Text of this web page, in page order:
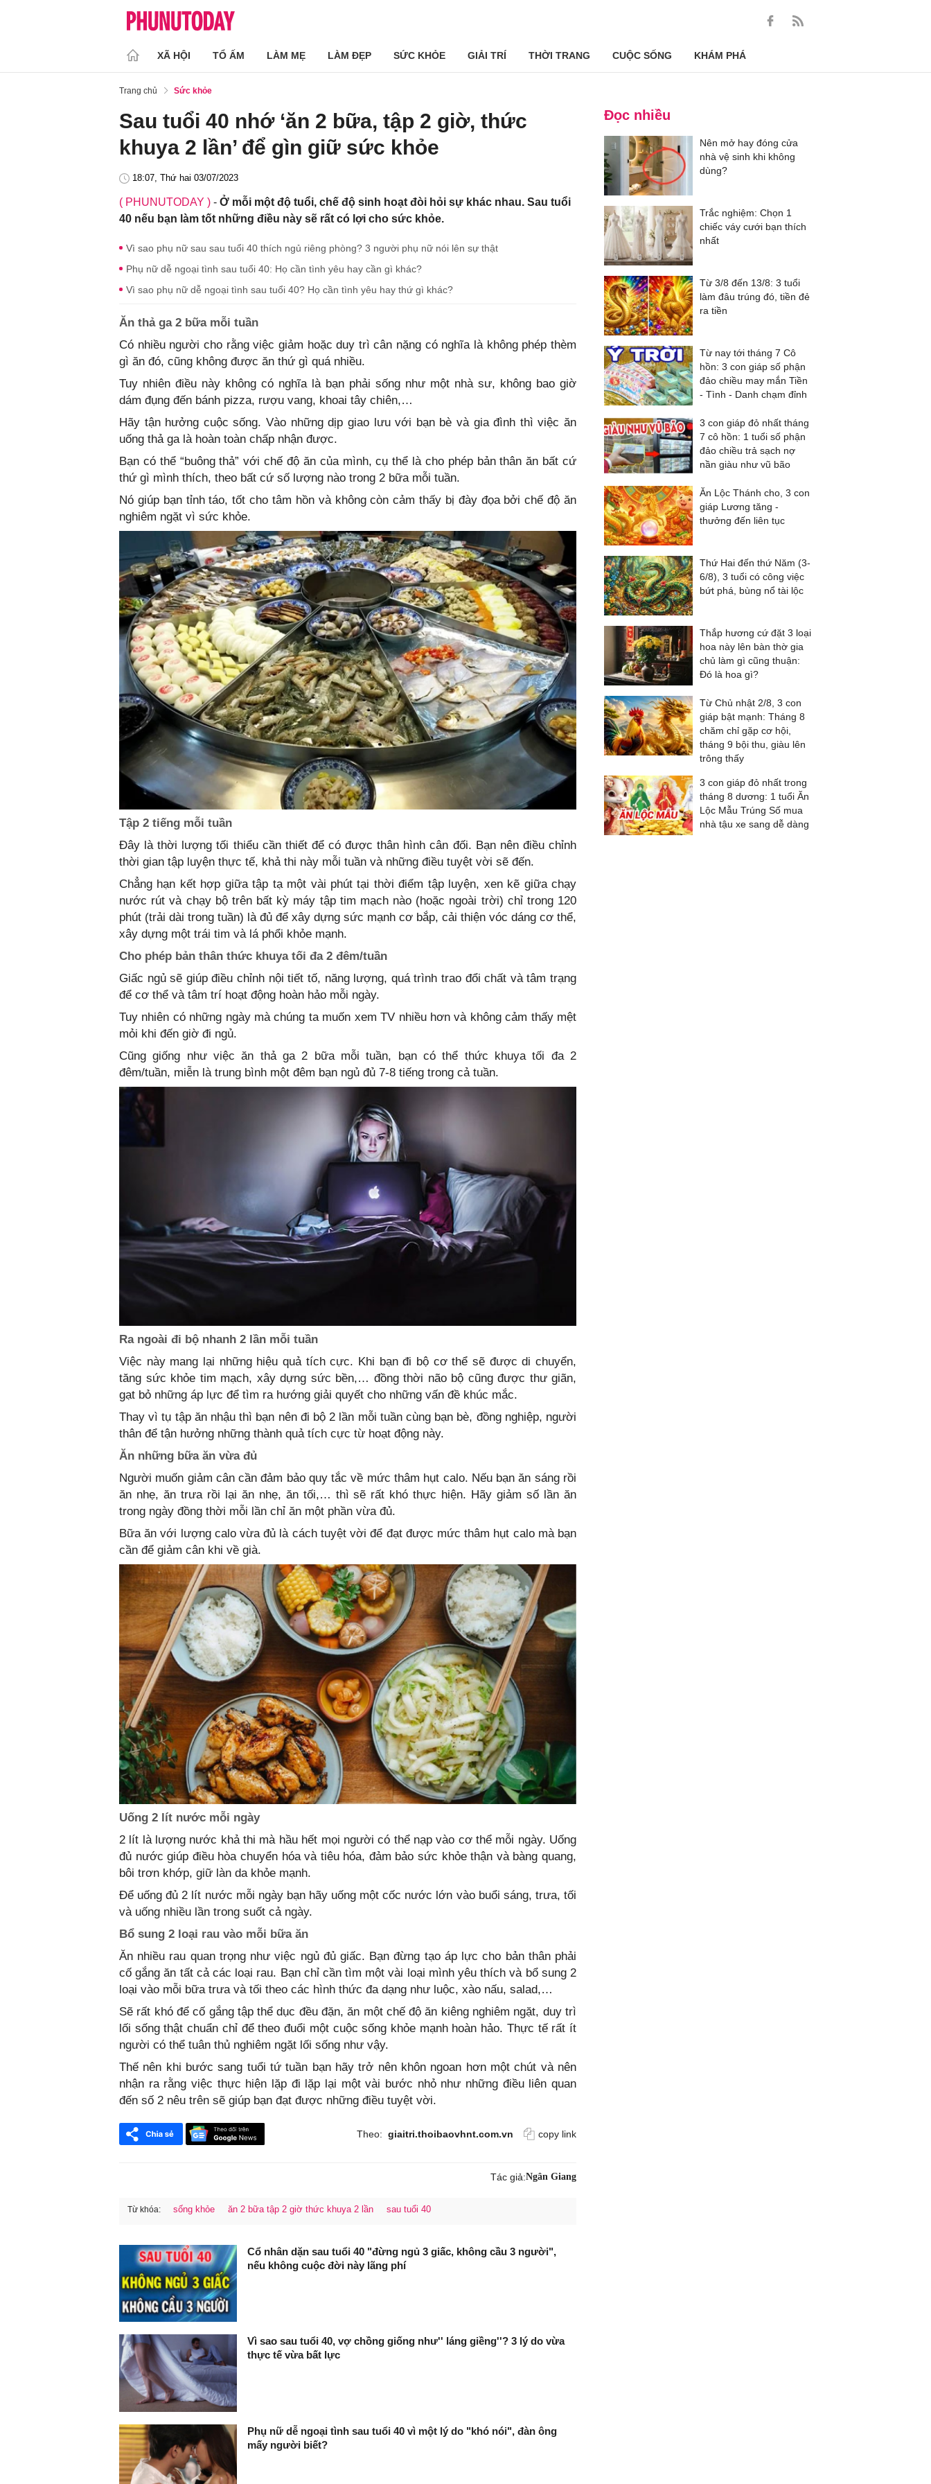
XÃ HỘI TỔ ẤM LÀM MẸ LÀM ĐẸP SỨC KHỎE GIẢI TRÍ THỜI TRANG CUỘC SỐNG KHÁM PHÁ
Trang chủ Sức khỏe
Sau tuổi 40 nhớ ‘ăn 2 bữa, tập 2 giờ, thức
khuya 2 lần’ để gìn giữ sức khỏe
18:07, Thứ hai 03/07/2023
( PHUNUTODAY ) - Ở mỗi một độ tuổi, chế độ sinh hoạt đòi hỏi sự khác nhau. Sau tuổi
40 nếu bạn làm tốt những điều này sẽ rất có lợi cho sức khỏe.
Vì sao phụ nữ sau sau tuổi 40 thích ngủ riêng phòng? 3 người phụ nữ nói lên sự thật
Phụ nữ dễ ngoại tình sau tuổi 40: Họ cần tình yêu hay cần gì khác?
Vì sao phụ nữ dễ ngoại tình sau tuổi 40? Họ cần tình yêu hay thứ gì khác?
Ăn thả ga 2 bữa mỗi tuần
Có nhiều người cho rằng việc giảm hoặc duy trì cân nặng có nghĩa là không phép thèm
gì ăn đó, cũng không được ăn thứ gì quá nhiều.
Tuy nhiên điều này không có nghĩa là bạn phải sống như một nhà sư, không bao giờ
dám đụng đến bánh pizza, rượu vang, khoai tây chiên,…
Hãy tận hưởng cuộc sống. Vào những dịp giao lưu với bạn bè và gia đình thì việc ăn
uống thả ga là hoàn toàn chấp nhận được.
Bạn có thể “buông thả” với chế độ ăn của mình, cụ thể là cho phép bản thân ăn bất cứ
thứ gì mình thích, theo bất cứ số lượng nào trong 2 bữa mỗi tuần.
Nó giúp bạn tỉnh táo, tốt cho tâm hồn và không còn cảm thấy bị đày đọa bởi chế độ ăn
nghiêm ngặt vì sức khỏe.
Tập 2 tiếng mỗi tuần
Đây là thời lượng tối thiểu cần thiết để có được thân hình cân đối. Bạn nên điều chỉnh
thời gian tập luyện thực tế, khả thi này mỗi tuần và những điều tuyệt vời sẽ đến.
Chẳng hạn kết hợp giữa tập tạ một vài phút tại thời điểm tập luyện, xen kẽ giữa chạy
nước rút và chạy bộ trên bất kỳ máy tập tim mạch nào (hoặc ngoài trời) chỉ trong 120
phút (trải dài trong tuần) là đủ để xây dựng sức mạnh cơ bắp, cải thiện vóc dáng cơ thể,
xây dựng một trái tim và lá phổi khỏe mạnh.
Cho phép bản thân thức khuya tối đa 2 đêm/tuần
Giấc ngủ sẽ giúp điều chỉnh nội tiết tố, năng lượng, quá trình trao đổi chất và tâm trạng
để cơ thể và tâm trí hoạt động hoàn hảo mỗi ngày.
Tuy nhiên có những ngày mà chúng ta muốn xem TV nhiều hơn và không cảm thấy mệt
mỏi khi đến giờ đi ngủ.
Cũng giống như việc ăn thả ga 2 bữa mỗi tuần, bạn có thể thức khuya tối đa 2
đêm/tuần, miễn là trung bình một đêm bạn ngủ đủ 7-8 tiếng trong cả tuần.
Ra ngoài đi bộ nhanh 2 lần mỗi tuần
Việc này mang lại những hiệu quả tích cực. Khi bạn đi bộ cơ thể sẽ được di chuyển,
tăng sức khỏe tim mạch, xây dựng sức bền,… đồng thời não bộ cũng được thư giãn,
gạt bỏ những áp lực để tìm ra hướng giải quyết cho những vấn đề khúc mắc.
Thay vì tụ tập ăn nhậu thì bạn nên đi bộ 2 lần mỗi tuần cùng bạn bè, đồng nghiệp, người
thân để tận hưởng những thành quả tích cực từ hoạt động này.
Ăn những bữa ăn vừa đủ
Người muốn giảm cân cần đảm bảo quy tắc về mức thâm hụt calo. Nếu bạn ăn sáng rồi
ăn nhẹ, ăn trưa rồi lại ăn nhẹ, ăn tối,… thì sẽ rất khó thực hiện. Hãy giảm số lần ăn
trong ngày đồng thời mỗi lần chỉ ăn một phần vừa đủ.
Bữa ăn với lượng calo vừa đủ là cách tuyệt vời để đạt được mức thâm hụt calo mà bạn
cần để giảm cân khi về già.
Uống 2 lít nước mỗi ngày
2 lít là lượng nước khả thi mà hầu hết mọi người có thể nạp vào cơ thể mỗi ngày. Uống
đủ nước giúp điều hòa chuyển hóa và tiêu hóa, đảm bảo sức khỏe thận và bàng quang,
bôi trơn khớp, giữ làn da khỏe mạnh.
Để uống đủ 2 lít nước mỗi ngày bạn hãy uống một cốc nước lớn vào buổi sáng, trưa, tối
và uống nhiều lần trong suốt cả ngày.
Bổ sung 2 loại rau vào mỗi bữa ăn
Ăn nhiều rau quan trọng như việc ngủ đủ giấc. Bạn đừng tạo áp lực cho bản thân phải
cố gắng ăn tất cả các loại rau. Bạn chỉ cần tìm một vài loại mình yêu thích và bổ sung 2
loại vào mỗi bữa trưa và tối theo các hình thức đa dạng như luộc, xào nấu, salad,…
Sẽ rất khó để cố gắng tập thể dục đều đặn, ăn một chế độ ăn kiêng nghiêm ngặt, duy trì
lối sống thật chuẩn chỉ để theo đuổi một cuộc sống khỏe mạnh hoàn hảo. Thực tế rất ít
người có thể tuân thủ nghiêm ngặt lối sống như vậy.
Thế nên khi bước sang tuổi tứ tuần bạn hãy trở nên khôn ngoan hơn một chút và nên
nhận ra rằng việc thực hiện lặp đi lặp lại một vài bước nhỏ như những điều liên quan
đến số 2 nêu trên sẽ giúp bạn đạt được những điều tuyệt vời.
Theo: giaitri.thoibaovhnt.com.vn copy link
Tác giả:Ngân Giang
Từ khóa: sống khỏe ăn 2 bữa tập 2 giờ thức khuya 2 lần sau tuổi 40
Cổ nhân dặn sau tuổi 40 "đừng ngủ 3 giấc, không cầu 3 người",
nếu không cuộc đời này lãng phí
Vì sao sau tuổi 40, vợ chồng giống như'' láng giềng''? 3 lý do vừa
thực tế vừa bất lực
Phụ nữ dễ ngoại tình sau tuổi 40 vì một lý do "khó nói", đàn ông
mấy người biết?
Đọc nhiều
Nên mở hay đóng cửa
nhà vệ sinh khi không
dùng?
Trắc nghiệm: Chọn 1
chiếc váy cưới bạn thích
nhất
Từ 3/8 đến 13/8: 3 tuổi
làm đâu trúng đó, tiền đẻ
ra tiền
Từ nay tới tháng 7 Cô
hồn: 3 con giáp số phận
đảo chiều may mắn Tiền
- Tình - Danh chạm đỉnh
3 con giáp đỏ nhất tháng
7 cô hồn: 1 tuổi số phận
đảo chiều trả sạch nợ
nần giàu như vũ bão
Ăn Lộc Thánh cho, 3 con
giáp Lương tăng -
thưởng đến liên tục
Thứ Hai đến thứ Năm (3-
6/8), 3 tuổi có công việc
bứt phá, bùng nổ tài lộc
Thắp hương cứ đặt 3 loại
hoa này lên bàn thờ gia
chủ làm gì cũng thuận:
Đó là hoa gì?
Từ Chủ nhật 2/8, 3 con
giáp bật mạnh: Tháng 8
chăm chỉ gặp cơ hội,
tháng 9 bội thu, giàu lên
trông thấy
3 con giáp đỏ nhất trong
tháng 8 dương: 1 tuổi Ăn
Lộc Mẫu Trúng Số mua
nhà tậu xe sang dễ dàng